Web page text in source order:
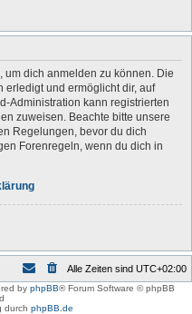
um dich anmelden zu können. Die
erledigt und ermöglicht dir, auf
Administration kann registrierten
zuweisen. Beachte bitte unsere
Regelungen, bevor du dich
Forenregeln, wenn du dich in
Alle Zeiten sind UTC+02:00
by phpBB® Forum Software © phpBB
durch phpBB.de